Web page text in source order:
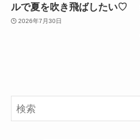
ルで夏を吹き飛ばしたい♡
2026年7月30日